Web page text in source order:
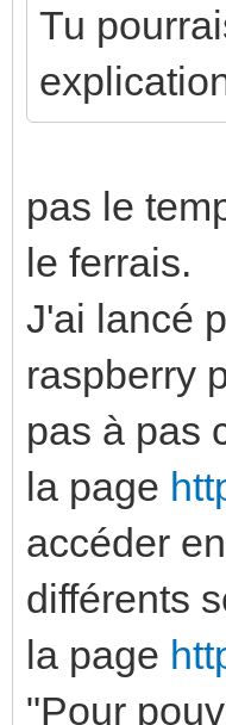
Tu
pas le
le ferrais.
J'ai lancé
raspberry
pas à pas
la page
accéder
différents
la page
"Pour